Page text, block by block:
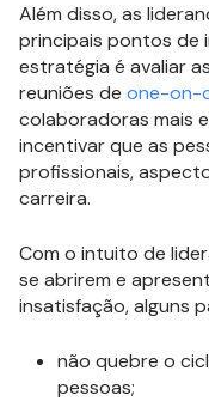
Além disso, as
principais pontos de
estratégia é avaliar
reuniões de one-on-
colaboradoras mais
incentivar que as
profissionais,
carreira.
Com o intuito de
se abrirem e
insatisfação, alguns
não quebre o
pessoas;